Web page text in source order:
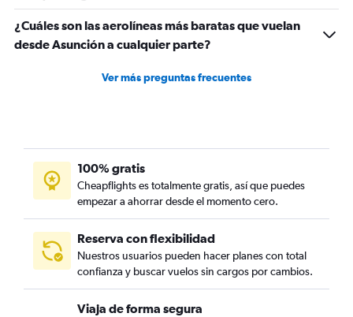
¿Cuáles son las aerolíneas más baratas que vuelan
desde Asunción a cualquier parte?
Ver más preguntas frecuentes
100% gratis
Cheapflights es totalmente gratis, así que puedes
empezar a ahorrar desde el momento cero.
Reserva con flexibilidad
Nuestros usuarios pueden hacer planes con total
confianza y buscar vuelos sin cargos por cambios.
Viaja de forma segura